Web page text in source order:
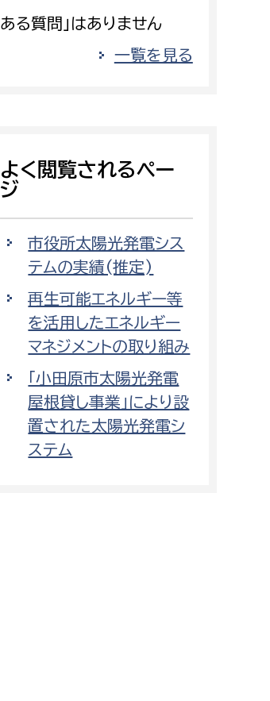
監査事務局
ある質問」はありません
一覧を見る
よく閲覧されるペー
ジ
市役所太陽光発電シス
テムの実績(推定)
再生可能エネルギー等
を活用したエネルギー
マネジメントの取り組み
「小田原市太陽光発電
屋根貸し事業」により設
置された太陽光発電シ
ステム